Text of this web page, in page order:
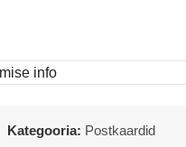
info
Kategooria: Postkaardid